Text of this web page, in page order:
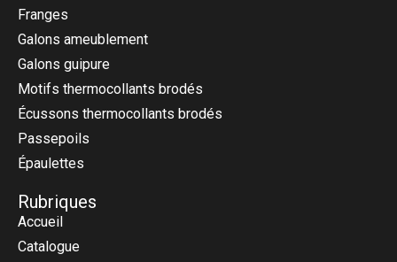
Franges
Galons ameublement
Galons guipure
Motifs thermocollants brodés
Écussons thermocollants brodés
Passepoils
Épaulettes
Rubriques
Accueil
Catalogue